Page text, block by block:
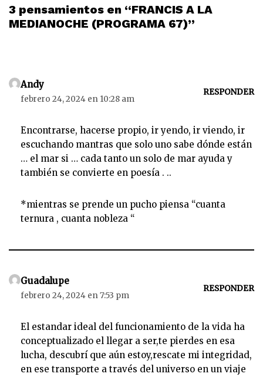
o
d
o
r
3 pensamientos en “FRANCIS A LA
MEDIANOCHE (PROGRAMA 67)”
Andy
febrero 24, 2024 en 10:28 am
RESPONDER
Encontrarse, hacerse propio, ir yendo, ir viendo, ir
escuchando mantras que solo uno sabe dónde están
… el mar si … cada tanto un solo de mar ayuda y
también se convierte en poesía . ..
*mientras se prende un pucho piensa “cuanta
ternura , cuanta nobleza “
Guadalupe
febrero 24, 2024 en 7:53 pm
RESPONDER
El estandar ideal del funcionamiento de la vida ha
conceptualizado el llegar a ser,te pierdes en esa
lucha, descubrí que aún estoy,rescate mi integridad,
en ese transporte a través del universo en un viaje